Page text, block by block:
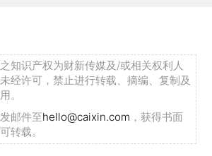
知识产权为财新传媒及/或相关权利人
经许可，禁止进行转载、摘编、复制及
。
邮件至hello@caixin.com ，获得书面
转载。